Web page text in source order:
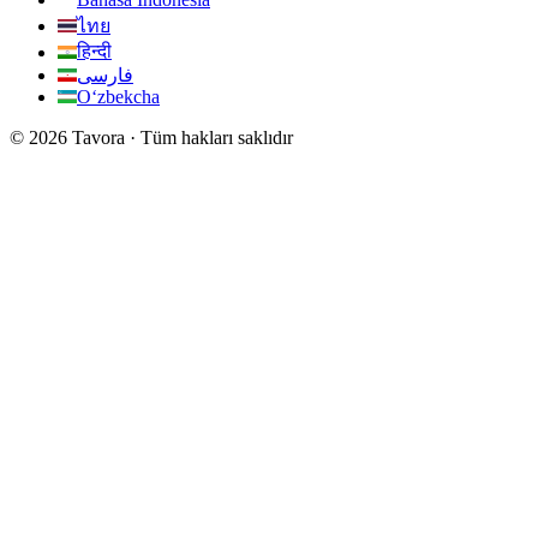
ไทย
हिन्दी
فارسی
Oʻzbekcha
© 2026 Tavora · Tüm hakları saklıdır